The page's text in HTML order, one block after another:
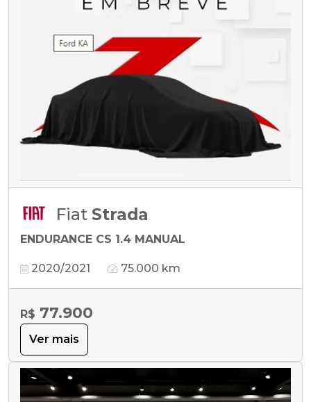
Fiat Strada
ENDURANCE CS 1.4 MANUAL
2020/2021 75.000 km
R$ 77.900
Ver mais